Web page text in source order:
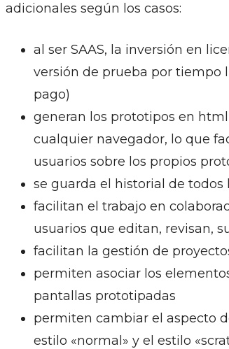
adicionales según los casos:
al ser SAAS, la inversión en
versión de prueba por tiempo
pago)
generan los prototipos en
cualquier navegador, lo que
usuarios sobre los propios
se guarda el historial de todos
facilitan el trabajo en
usuarios que editan, revisan,
facilitan la gestión de
permiten asociar los
pantallas prototipadas
permiten cambiar el aspecto
estilo «normal» y el estilo